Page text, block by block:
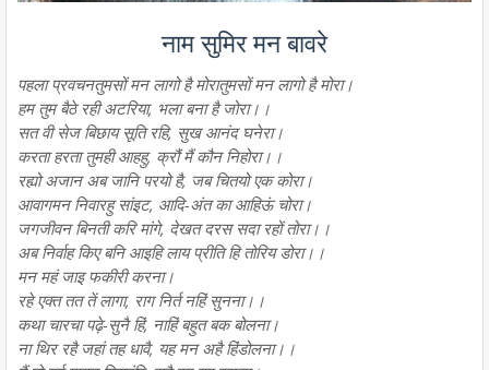
नाम सुमिर मन बावरे
पहला प्रवचनतुमसों मन लागो है मोरातुमसों मन लागो है मोरा।
हम तुम बैठे रही अटरिया, भला बना है जोरा।।
सत वी सेज बिछाय सूति रहि, सुख आनंद घनेरा।
करता हरता तुमही आहहु, क्रौं मैं कौन निहोरा।।
रह्यो अजान अब जानि परयो है, जब चितयो एक कोरा।
आवागमन निवारहु सांइट, आदि-अंत का आहिऊं चोरा।
जगजीवन बिनती करि मांगे, देखत दरस सदा रहों तोरा।।
अब निर्वाह किए बनि आइहि लाय प्रीति हि तोरिय डोरा।।
मन महं जाइ फकीरी करना।
रहे एक्त तत तें लागा, राग निर्त नहिं सुनना।।
कथा चारचा पढ़े-सुनै हिं, नाहिं बहुत बक बोलना।
ना थिर रहै जहां तह धावै, यह मन अहै हिंडोलना।।